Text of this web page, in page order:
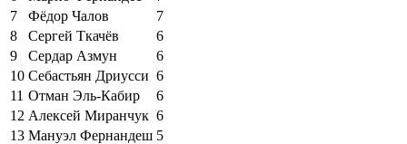
7
Фёдор Чалов
7
8
Сергей Ткачёв
6
9
Сердар Азмун
6
10 Себастьян Дриусси 6
11 Отман Эль-Кабир
6
12 Алексей Миранчук 6
13 Мануэл Фернандеш 5